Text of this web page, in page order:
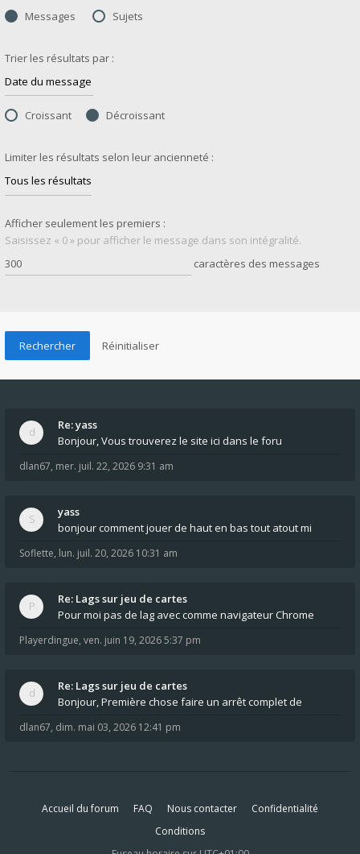
Messages
Sujets
Trier les résultats par :
Croissant Décroissant
Limiter les résultats selon leur ancienneté :
Afficher seulement les premiers :
Saisissez « 0 » pour afficher le message dans son intégralité.
caractères des messages
Re: yass
Bonjour, Vous trouverez le site ici dans le foru
dlan67, mer. juil. 22, 2026 9:31 am
yass
bonjour comment jouer de haut en bas tout atout mi
Soflette, lun. juil. 20, 2026 10:31 am
Re: Lags sur jeu de cartes
Pour moi pas de lag avec comme navigateur Chrome
Playerdingue, ven. juin 19, 2026 5:37 pm
Re: Lags sur jeu de cartes
Bonjour, Première chose faire un arrêt complet de
dlan67, dim. mai 03, 2026 12:41 pm
Accueil du forum FAQ Nous contacter
Confidentialité
Conditions